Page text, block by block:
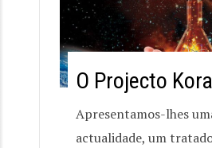
O Projecto
Apresentamos-lhes
actualidade, um